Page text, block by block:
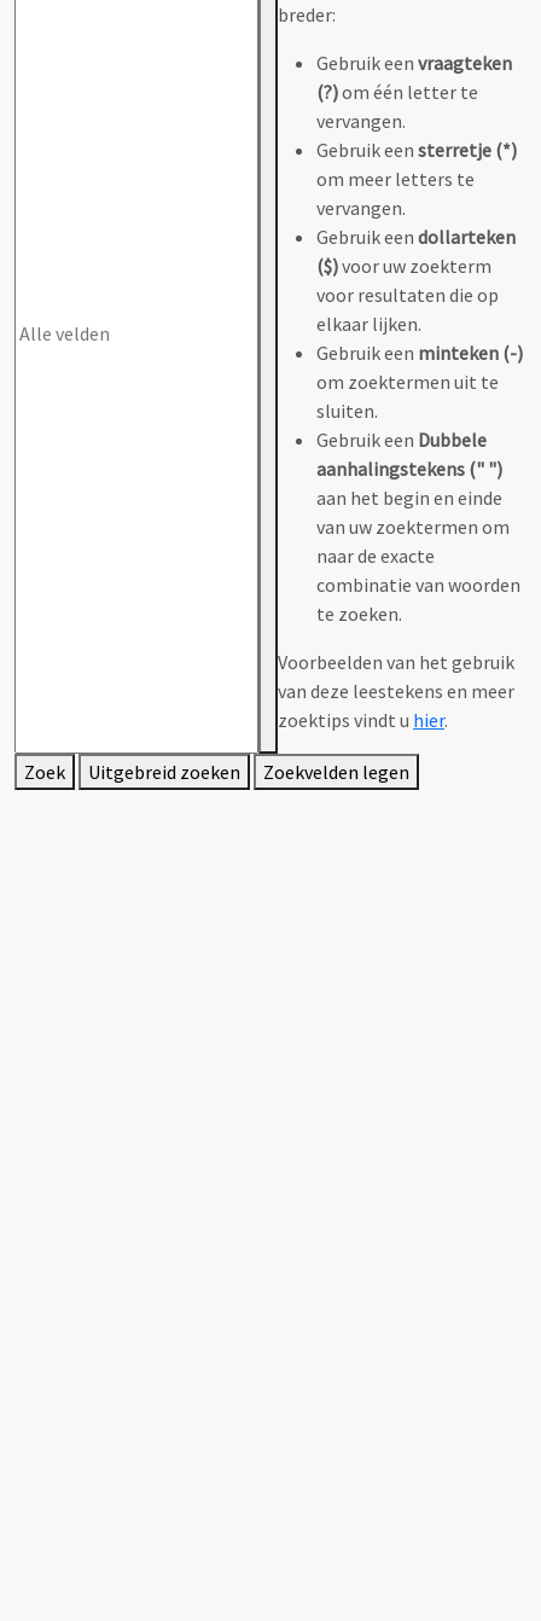
breder:
Gebruik een vraagteken
(?)om één letter te
vervangen.
Gebruik een sterretje (*)
om meer letters te
vervangen.
Gebruik een dollarteken
($)voor uw zoekterm
voor resultaten die op
elkaar lijken.
Gebruik een minteken (-)
om zoektermen uit te
sluiten.
Gebruik een Dubbele
aanhalingstekens (" ")
aan het begin en einde
van uw zoektermen om
naar de exacte
combinatie van woorden
te zoeken.
Voorbeelden van het gebruik
van deze leestekens en meer
zoektips vindt u hier.
Zoek Uitgebreid zoeken Zoekvelden legen